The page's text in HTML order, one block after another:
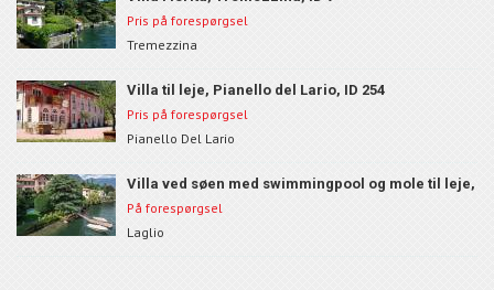
Pris på forespørgsel
Tremezzina
Villa til leje, Pianello del Lario, ID 254
Pris på forespørgsel
Pianello Del Lario
Villa ved søen med swimmingpool og mole til leje,
Laglo, ID 801
På forespørgsel
Laglio